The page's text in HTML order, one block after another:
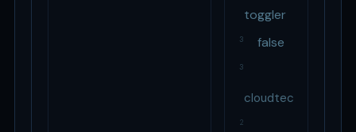
toggler
3 false
3
cloudtechnologie
2